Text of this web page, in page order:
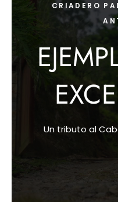
CRIADERO
Un tributo al